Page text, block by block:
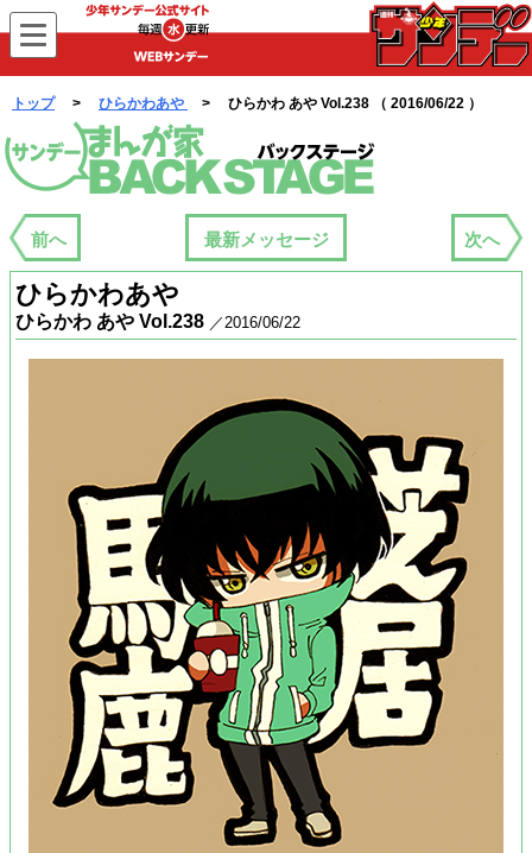
WEBサンデー
トップ> ひらかわあや > ひらかわ あや Vol.238 （ 2016/06/22 ）
まんが家バックステージ
前へ 最新メッセージ 次へ
ひらかわあや
ひらかわ あや Vol.238 ／2016/06/22